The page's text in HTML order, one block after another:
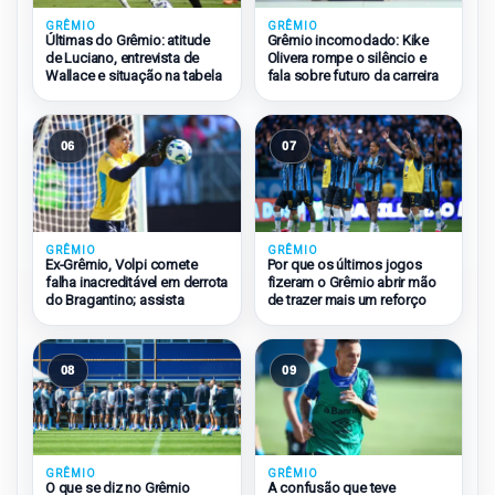
GRÊMIO
Últimas do Grêmio: atitude
de Luciano, entrevista de
Wallace e situação na tabela
GRÊMIO
Grêmio incomodado: Kike
Olivera rompe o silêncio e
fala sobre futuro da carreira
06
GRÊMIO
Ex-Grêmio, Volpi comete
falha inacreditável em derrota
do Bragantino; assista
07
GRÊMIO
Por que os últimos jogos
fizeram o Grêmio abrir mão
de trazer mais um reforço
08
GRÊMIO
O que se diz no Grêmio
09
GRÊMIO
A confusão que teve